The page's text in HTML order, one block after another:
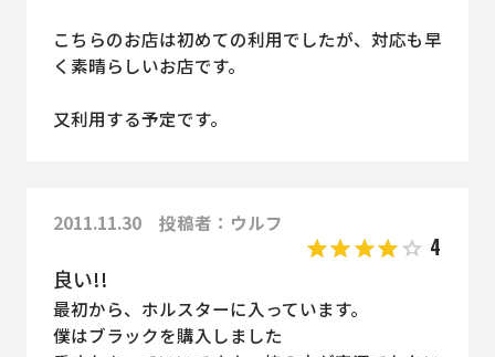
こちらのお店は初めての利用でしたが、対応も早
く素晴らしいお店です。
又利用する予定です。
2011.11.30 投稿者：ウルフ
4
良い!!
最初から、ホルスターに入っています。
僕はブラックを購入しました